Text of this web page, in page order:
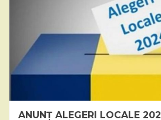
ANUNȚ ALEGERI LOCALE